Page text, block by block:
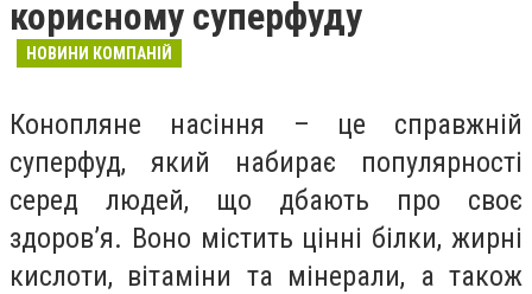
корисному суперфуду
НОВИНИ КОМПАНІЙ
Конопляне насіння – це справжній
суперфуд, який набирає популярності
серед людей, що дбають про своє
здоров’я. Воно містить цінні білки, жирні
кислоти, вітаміни та мінерали, а також